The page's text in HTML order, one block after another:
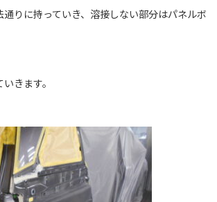
りに持っていき、溶接しない部分はパネルボ
きます。